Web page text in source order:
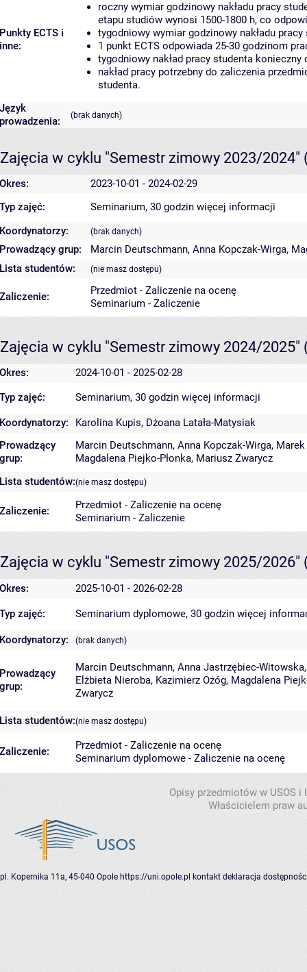
Punkty ECTS i
inne:
roczny wymiar godzinowy nakładu pracy
etapu studiów wynosi 1500-1800 h, co
tygodniowy wymiar godzinowy nakładu
1 punkt ECTS odpowiada 25-30 godzinom
tygodniowy nakład pracy studenta
nakład pracy potrzebny do zaliczenia
studenta.
Język
prowadzenia:
(brak danych)
Zajęcia w cyklu "Semestr zimowy 2023/2024"
Okres:
2023-10-01 - 2024-02-29
Typ zajęć:
Seminarium, 30 godzin więcej informacji
Koordynatorzy:
(brak danych)
Prowadzący grup: Marcin Deutschmann, Anna Kopczak-Wirga,
Lista studentów:
(nie masz dostępu)
Zaliczenie:
Przedmiot - Zaliczenie na ocenę
Seminarium - Zaliczenie
Zajęcia w cyklu "Semestr zimowy 2024/2025"
Okres:
2024-10-01 - 2025-02-28
Typ zajęć:
Seminarium, 30 godzin więcej informacji
Koordynatorzy: Karolina Kupis, Dżoana Latała-Matysiak
Prowadzący
grup:
Marcin Deutschmann, Anna Kopczak-Wirga,
Magdalena Piejko-Płonka, Mariusz Zwarycz
Lista studentów:(nie masz dostępu)
Zaliczenie:
Przedmiot - Zaliczenie na ocenę
Seminarium - Zaliczenie
Zajęcia w cyklu "Semestr zimowy 2025/2026"
Okres: 2025-10-01 - 2026-02-28
Typ zajęć: Seminarium dyplomowe, 30 godzin więcej
Koordynatorzy: (brak danych)
Prowadzący
grup:
Marcin Deutschmann, Anna Jastrzębiec-Witowska
Elżbieta Nieroba, Kazimierz Ożóg, Magdalena
Zwarycz
Lista studentów:(nie masz dostępu)
Zaliczenie:
Przedmiot - Zaliczenie na ocenę
Seminarium dyplomowe - Zaliczenie na ocenę
Opisy przedmiotów w USOS
Właścicielem praw
pl. Kopernika 11a, 45-040 Opole https://uni.opole.pl kontakt deklaracja